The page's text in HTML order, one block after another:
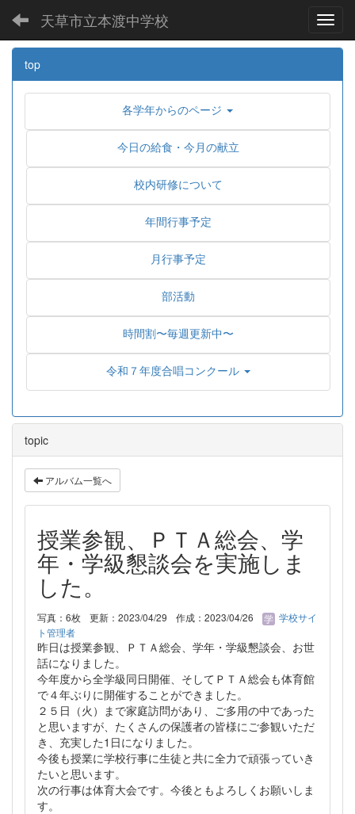
天草市立本渡中学校
top
各学年からのページ
今日の給食・今月の献立
校内研修について
年間行事予定
月行事予定
部活動
時間割〜毎週更新中〜
令和７年度合唱コンクール
topic
アルバム一覧へ
授業参観、ＰＴＡ総会、学
年・学級懇談会を実施しま
した。
写真：6枚 更新：2023/04/29 作成：2023/04/26
学校サイ
ト管理者
昨日は授業参観、ＰＴＡ総会、学年・学級懇談会、お世
話になりました。
今年度から全学級同日開催、そしてＰＴＡ総会も体育館
で４年ぶりに開催することができました。
２５日（火）まで家庭訪問があり、ご多用の中であった
と思いますが、たくさんの保護者の皆様にご参観いただ
き、充実した1日になりました。
今後も授業に学校行事に生徒と共に全力で頑張っていき
たいと思います。
次の行事は体育大会です。今後ともよろしくお願いしま
す。